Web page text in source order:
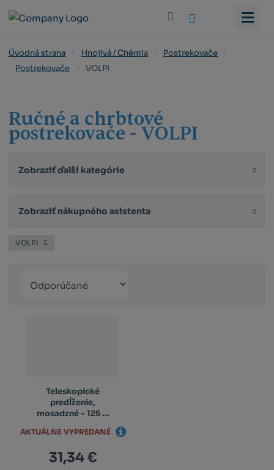
Úvodná strana Hnojivá / Chémia
Postrekovače
Postrekovače
VOLPI
Ručné a chrbtové
postrekovače - VOLPI
Zobraziť ďalší kategórie
Zobraziť nákupného asistenta
VOLPI
produktů
Teleskopické
predĺženie,
mosadzné - 125 ...
31,34 €
AKTUÁLNE VYPREDANÉ